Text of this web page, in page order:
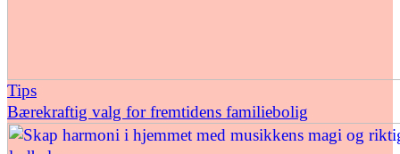
Tips
Bærekraftig valg for fremtidens familiebolig